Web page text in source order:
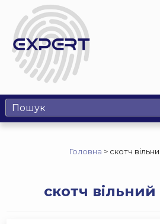
Головна > скотч
скотч